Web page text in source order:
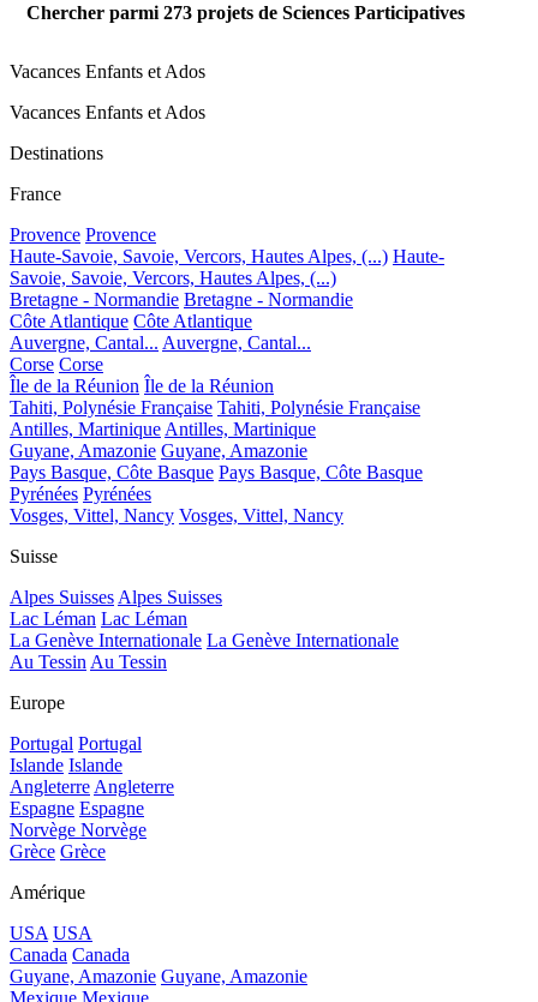
Chercher parmi 273 projets de Sciences Participatives
Vacances Enfants et Ados
Vacances Enfants et Ados
Destinations
France
Provence Provence
Haute-Savoie, Savoie, Vercors, Hautes Alpes, (...) Haute-
Savoie, Savoie, Vercors, Hautes Alpes, (...)
Bretagne - Normandie Bretagne - Normandie
Côte Atlantique Côte Atlantique
Auvergne, Cantal... Auvergne, Cantal...
Corse Corse
Île de la Réunion Île de la Réunion
Tahiti, Polynésie Française Tahiti, Polynésie Française
Antilles, Martinique Antilles, Martinique
Guyane, Amazonie Guyane, Amazonie
Pays Basque, Côte Basque Pays Basque, Côte Basque
Pyrénées Pyrénées
Vosges, Vittel, Nancy Vosges, Vittel, Nancy
Suisse
Alpes Suisses Alpes Suisses
Lac Léman Lac Léman
La Genève Internationale La Genève Internationale
Au Tessin Au Tessin
Europe
Portugal Portugal
Islande Islande
Angleterre Angleterre
Espagne Espagne
Norvège Norvège
Grèce Grèce
Amérique
USA USA
Canada Canada
Guyane, Amazonie Guyane, Amazonie
Mexique Mexique